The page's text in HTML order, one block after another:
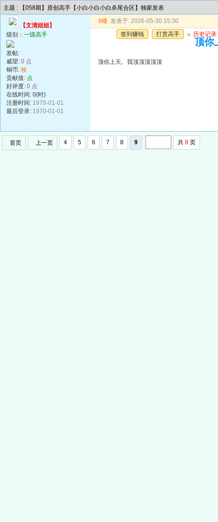
主题 : 【058期】原创高手【小白小白小白杀尾合区】独家发表
【文清姐姐】
级别： 一级高手
发帖:
威望: 0 点
铜币: 枚
贡献值: 点
好评度: 0 点
在线时间: 0(时)
注册时间: 1970-01-01
最后登录: 1970-01-01
8楼 发表于: 2026-05-30 15:30
签到赚钱
打赏高手 u 历史记录
顶你
顶你上天。我顶顶顶顶顶
首页 上一页 4 5 6 7 8 9 共 9 页